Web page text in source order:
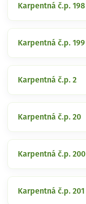
Karpentná č.p. 198
Karpentná č.p. 199
Karpentná č.p. 2
Karpentná č.p. 20
Karpentná č.p. 200
Karpentná č.p. 201